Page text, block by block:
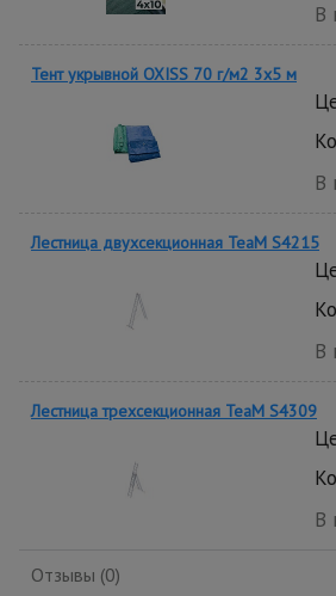
В
Тент укрывной OXISS 70 г/м2 3х5 м
В
Лестница двухсекционная TeaM S4215
В
Лестница трехсекционная TeaM S4309
В
Отзывы (0)